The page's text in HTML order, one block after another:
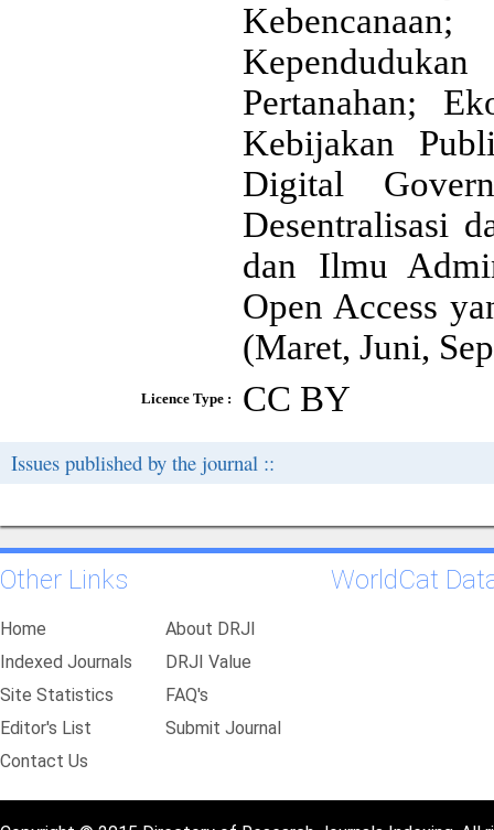
Pertanahan;
Kebijakan
Digital
Desentralisasi
dan Ilmu
Open Access
(Maret, Juni,
Licence Type : CC BY
Issues published by the journal ::
Other Links
Home
About DRJI
Indexed Journals
DRJI Value
Site Statistics
FAQ's
Editor's List
Submit Journal
Contact Us
WorldCat